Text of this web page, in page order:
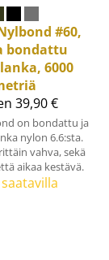
#60,
bondattu
6000
39,90 €
on bondattu ja
nylon 6.6:sta.
vahva, sekä
aikaa kestävä.